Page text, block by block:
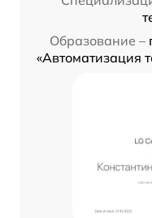
Образование –
«Автоматизация